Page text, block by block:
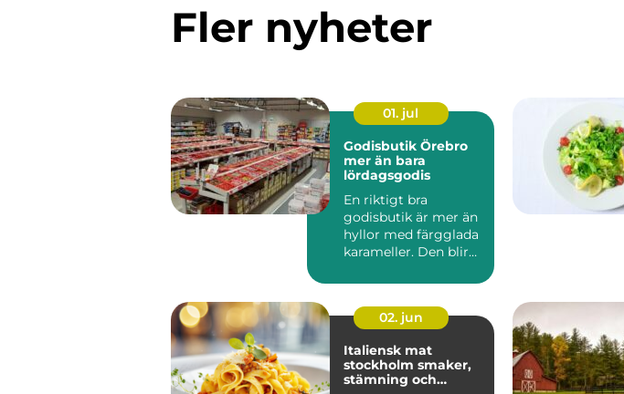
Fler nyheter
01. jul
Godisbutik Örebro
mer än bara
lördagsgodis
En riktigt bra
godisbutik är mer än
hyllor med färgglada
karameller. Den blir
02. jun
Italiensk mat
stockholm smaker,
stämning och